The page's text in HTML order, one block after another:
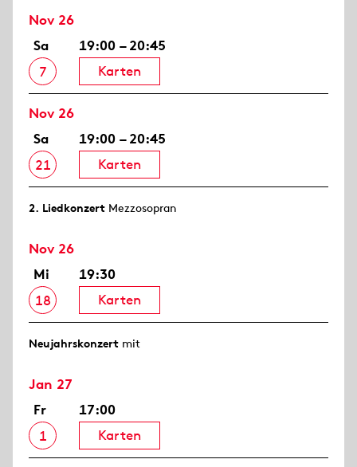
Nov 26
Sa
7
19:00 – 20:45
Karten
Nov 26
Sa
21
19:00 – 20:45
Karten
2. Lied­konzert Mezzosopran
Nov 26
Mi
18
19:30
Karten
Neujahrs­konzert mit
Jan 27
Fr
1
17:00
Karten